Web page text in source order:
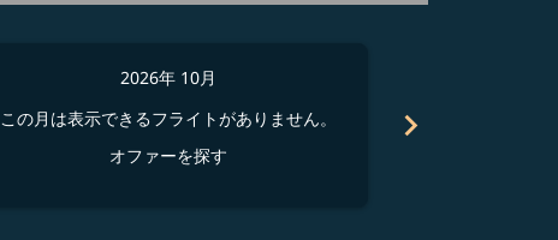
2026年 10月
この月は表示できるフライトがありません。
オファーを探す
chevron_right